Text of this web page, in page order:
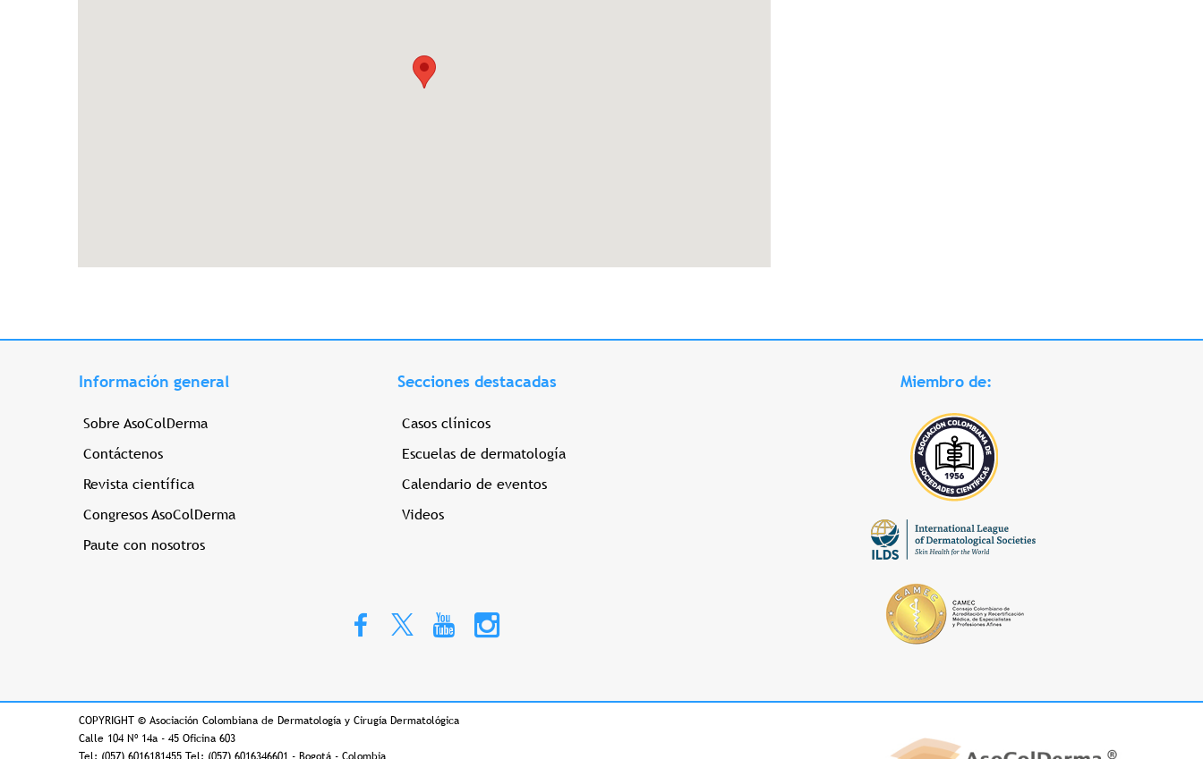
Información general
Sobre AsoColDerma
Contáctenos
Revista científica
Congresos AsoColDerma
Paute con nosotros
Secciones destacadas
Casos clínicos
Escuelas de dermatología
Calendario de eventos
Videos
Miembro de:
COPYRIGHT © Asociación Colombiana de Dermatología y Cirugía Dermatológica
Calle 104 Nº 14a - 45 Oficina 603
Tel: (057) 6016181455 Tel: (057) 6016346601 - Bogotá - Colombia